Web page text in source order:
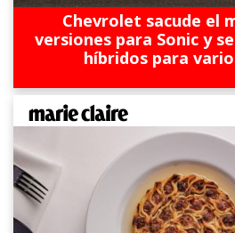
Chevrolet sacude el
versiones para Sonic y
híbridos para